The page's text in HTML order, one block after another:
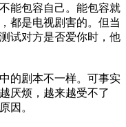
能包容自己。能包容就
都是电视剧害的。但当
试对方是否爱你时，他
剧本不一样。可事实
厌烦，越来越受不了
因。